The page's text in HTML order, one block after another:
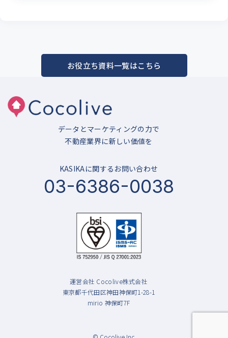
お役立ち資料一覧はこちら
データとマーケティングの力で
不動産業界に新しい価値を
KASIKAに関するお問い合わせ
03-6386-0038
運営会社 Cocolive株式会社
東京都千代田区神田神保町1-28-1
mirio 神保町7F